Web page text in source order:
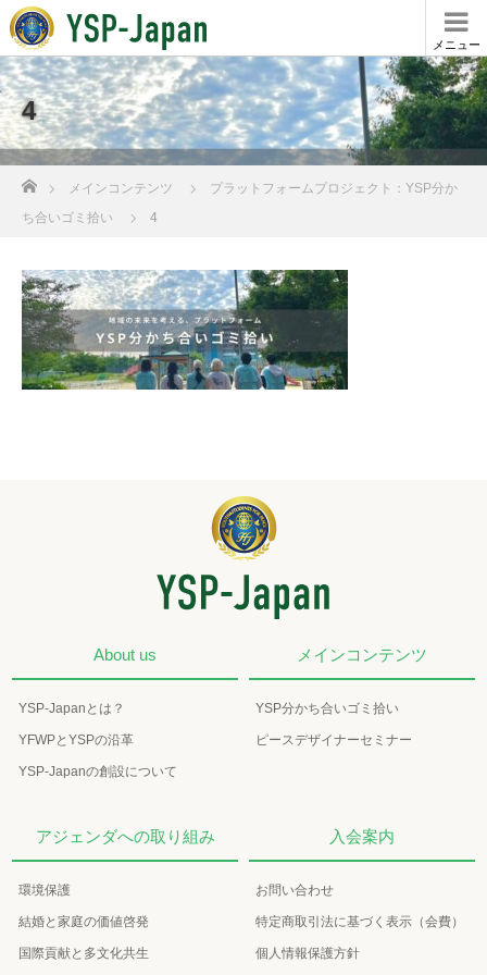
メニュー
4
メインコンテンツ
プラットフォームプロジェクト：YSP分か
ち合いゴミ拾い
4
About us
YSP-Japanとは？
YFWPとYSPの沿革
YSP-Japanの創設について
メインコンテンツ
YSP分かち合いゴミ拾い
ピースデザイナーセミナー
アジェンダへの取り組み
環境保護
結婚と家庭の価値啓発
国際貢献と多文化共生
入会案内
お問い合わせ
特定商取引法に基づく表示（会費）
個人情報保護方針